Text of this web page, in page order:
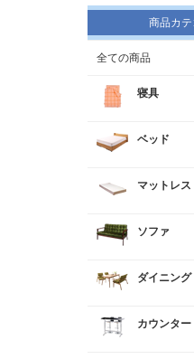
商品カ
全ての商品
寝具
ベッド
マットレス
ソファ
ダイニング
カウンター